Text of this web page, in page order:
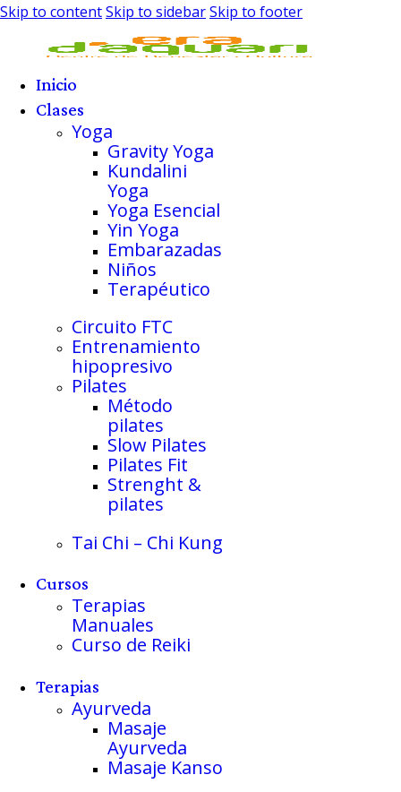
Skip to contentSkip to sidebarSkip to footer
Inicio
Clases
Yoga
Gravity Yoga
Kundalini
Yoga
Yoga Esencial
Yin Yoga
Embarazadas
Niños
Terapéutico
Circuito FTC
Entrenamiento
hipopresivo
Pilates
Método
pilates
Slow Pilates
Pilates Fit
Strenght &
pilates
Tai Chi – Chi Kung
Cursos
Terapias
Manuales
Curso de Reiki
Terapias
Ayurveda
Masaje
Ayurveda
Masaje Kanso